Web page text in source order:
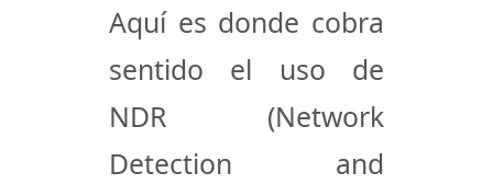
Aquí es donde cobra
sentido el uso de
NDR (Network
Detection and